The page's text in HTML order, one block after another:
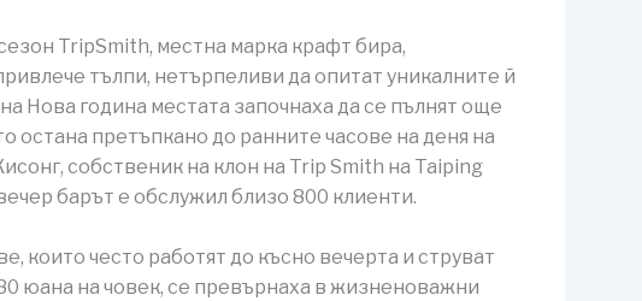
TripSmith, местна марка крафт бира,
тълпи, нетърпеливи да опитат уникалните й
Нова година местата започнаха да се пълнят още
остана претъпкано до ранните часове на деня на
собственик на клон на Trip Smith на Taiping
барът е обслужил близо 800 клиенти.
които често работят до късно вечерта и струват
юана на човек, се превърнаха в жизненоважни